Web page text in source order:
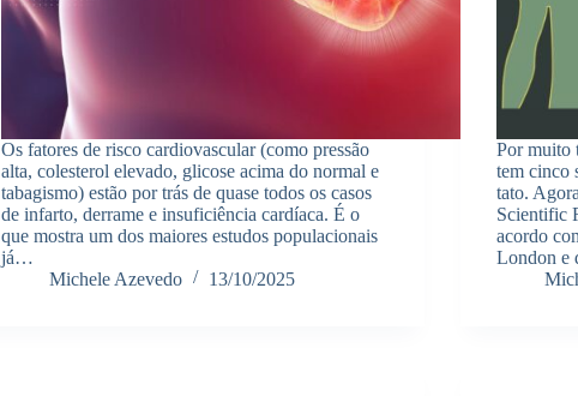
Os fatores de risco cardiovascular (como pressão
alta, colesterol elevado, glicose acima do normal e
tabagismo) estão por trás de quase todos os casos
de infarto, derrame e insuficiência cardíaca. É o
que mostra um dos maiores estudos populacionais
já…
Michele Azevedo
13/10/2025
Por muito
tem cinco
tato.
Scientific
acordo
London